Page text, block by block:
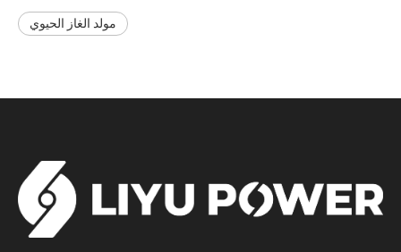
مولد الغاز الحيوي